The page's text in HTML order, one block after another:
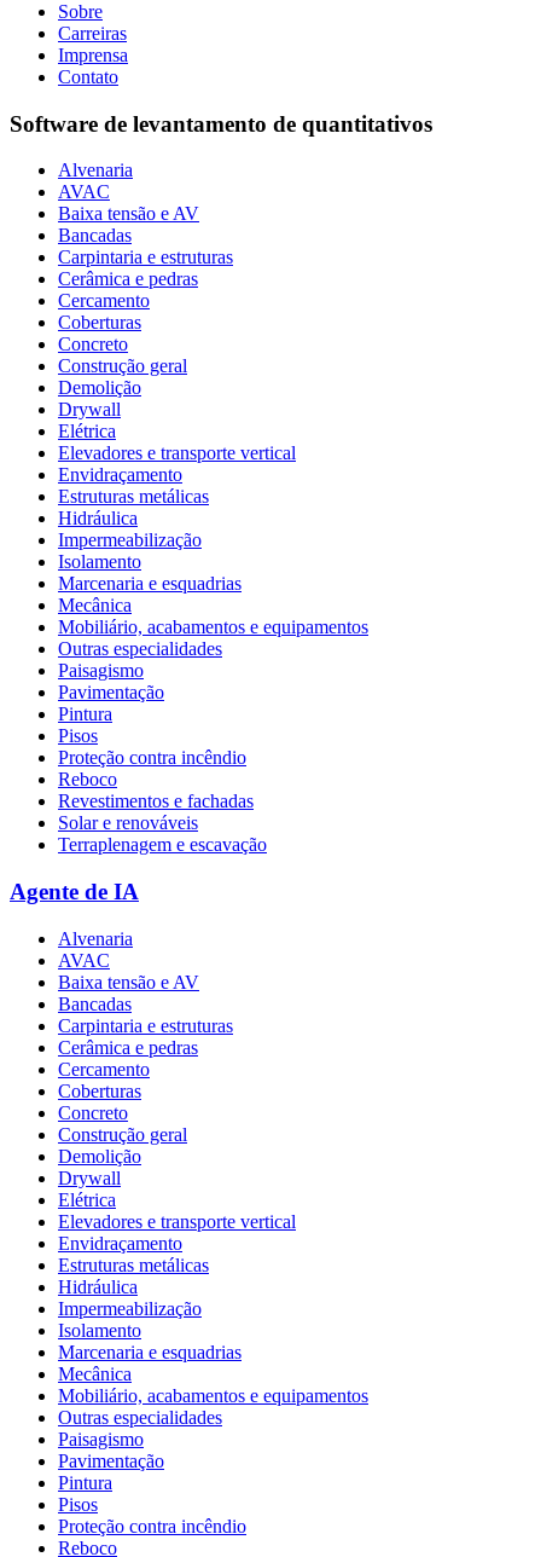
Sobre
Carreiras
Imprensa
Contato
Software de levantamento de quantitativos
Alvenaria
AVAC
Baixa tensão e AV
Bancadas
Carpintaria e estruturas
Cerâmica e pedras
Cercamento
Coberturas
Concreto
Construção geral
Demolição
Drywall
Elétrica
Elevadores e transporte vertical
Envidraçamento
Estruturas metálicas
Hidráulica
Impermeabilização
Isolamento
Marcenaria e esquadrias
Mecânica
Mobiliário, acabamentos e equipamentos
Outras especialidades
Paisagismo
Pavimentação
Pintura
Pisos
Proteção contra incêndio
Reboco
Revestimentos e fachadas
Solar e renováveis
Terraplenagem e escavação
Agente de IA
Alvenaria
AVAC
Baixa tensão e AV
Bancadas
Carpintaria e estruturas
Cerâmica e pedras
Cercamento
Coberturas
Concreto
Construção geral
Demolição
Drywall
Elétrica
Elevadores e transporte vertical
Envidraçamento
Estruturas metálicas
Hidráulica
Impermeabilização
Isolamento
Marcenaria e esquadrias
Mecânica
Mobiliário, acabamentos e equipamentos
Outras especialidades
Paisagismo
Pavimentação
Pintura
Pisos
Proteção contra incêndio
Reboco